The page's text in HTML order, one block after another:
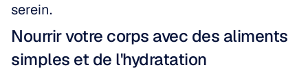
serein.
Nourrir votre corps avec des aliments
simples et de l'hydratation